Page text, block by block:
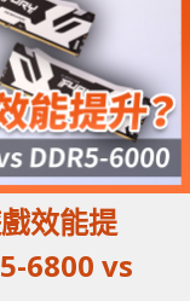
效能提
6800 vs